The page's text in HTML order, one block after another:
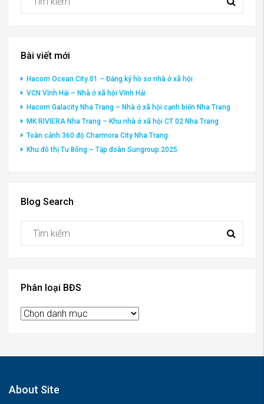
Bài viết mới
Hacom Ocean City 01 – Đăng ký hồ sơ nhà ở xã hội
VCN Vĩnh Hải – Nhà ở xã hội Vĩnh Hải
Hacom Galacity Nha Trang – Nhà ở xã hội cạnh biển Nha Trang
MK RIVIERA Nha Trang – Khu nhà ở xã hội CT 02 Nha Trang
Toàn cảnh 360 độ Charmora City Nha Trang
Khu đô thị Tu Bông – Tập đoàn Sungroup 2025
Blog Search
Phân loại BĐS
Phân
About Site